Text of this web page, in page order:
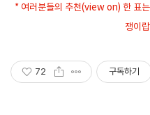
* 여러분들의 추천(view on) 한 표
쟁이
72 구독하기